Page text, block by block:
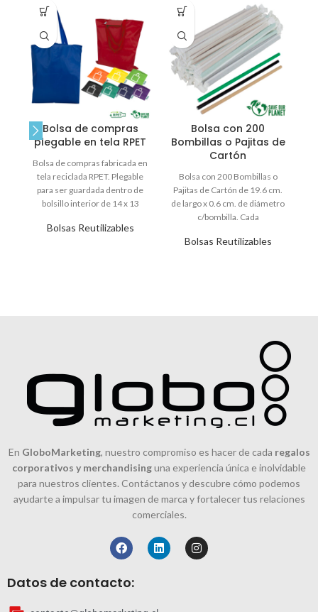
Bolsa de compras
plegable en tela RPET
Bolsas Reutilizables
Bolsa de compras fabricada en
tela reciclada RPET. Plegable
para ser guardada dentro de
bolsillo interior de 14 x 13
Bolsa con 200
Bombillas o Pajitas de
Cartón
Bolsas Reutilizables
Bolsa con 200 Bombillas o
Pajitas de Cartón de 19.6 cm.
de largo x 0.6 cm. de diámetro
c/bombilla. Cada
En GloboMarketing, nuestro compromiso es hacer de cada regalos
corporativos y merchandisinguna experiencia única e inolvidable
para nuestros clientes. Contáctanos y descubre cómo podemos
ayudarte a impulsar tu imagen de marca y fortalecer tus relaciones
comerciales.
Datos de contacto: